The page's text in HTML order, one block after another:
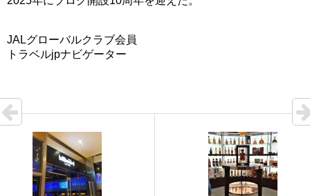
JALグローバルクラブ会員
トラベルjpナビゲーター